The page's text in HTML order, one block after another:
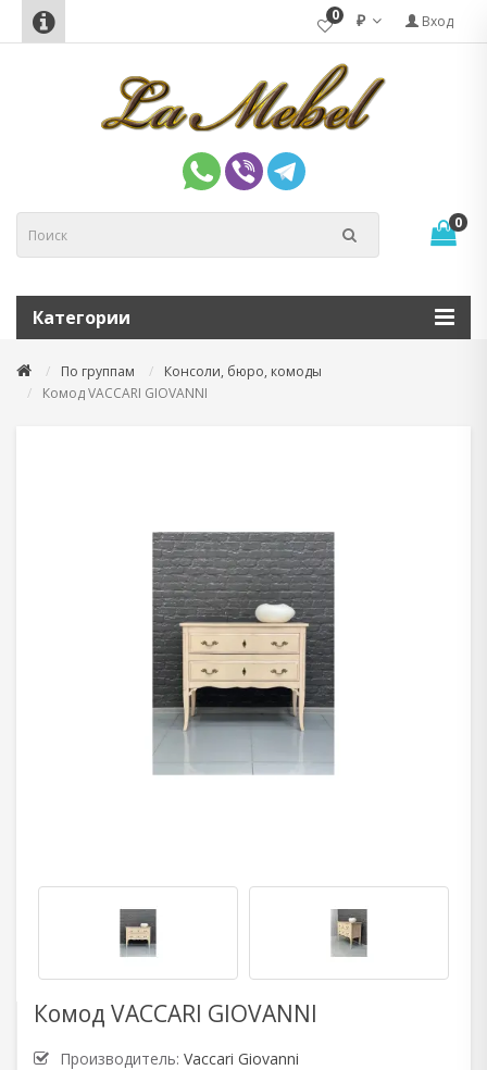
Вход
₽
0
0
Категории
По группам
Консоли, бюро, комоды
Комод VACCARI GIOVANNI
Комод VACCARI GIOVANNI
Производитель: Vaccari Giovanni